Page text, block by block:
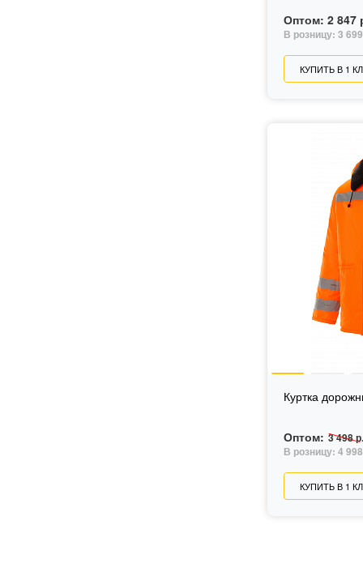
Оптом: 2 847
В розницу: 3
КУПИТЬ В 1
Куртка
Оптом: 3 498 р.
В розницу: 4
КУПИТЬ В 1